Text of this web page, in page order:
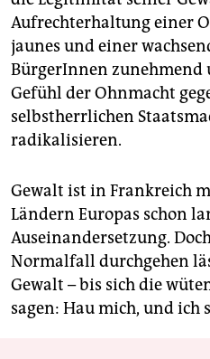
Aufrechterhaltung einer
jaunes und einer
BürgerInnen zunehmend
Gefühl der Ohnmacht
selbstherrlichen
radikalisieren.
Gewalt ist in Frankreich
Ländern Europas schon
Auseinandersetzung.
Normalfall durchgehen
Gewalt – bis sich die
sagen: Hau mich, und ich